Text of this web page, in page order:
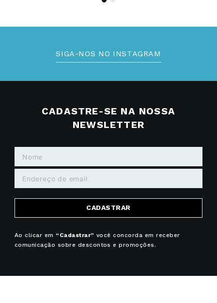
SIGA-NOS NO INSTAGRAM
CADASTRE-SE NA NOSSA
NEWSLETTER
CADASTRAR
Ao clicar em “Cadastrar” você concorda em receber
comunicação sobre descontos e promoções.